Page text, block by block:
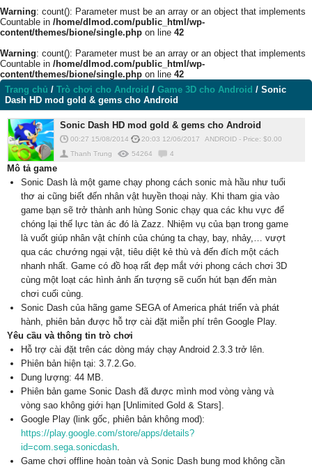
Warning: count(): Parameter must be an array or an object that implements
Countable in /home/dlmod.com/public_html/wp-
content/themes/bione/single.php on line 42
Warning: count(): Parameter must be an array or an object that implements
Countable in /home/dlmod.com/public_html/wp-
content/themes/bione/single.php on line 42
Trang chủ / Trò chơi cho Android / Game 3D cho Android / Sonic
Dash HD mod gold & gems cho Android
Sonic Dash HD mod gold & gems cho Android
00:27 15/08/2014 20:03 12/06/2017 ANDROID - Price: $0.00
Thanh Trung
54264 4
Mô tả game
Sonic Dash là một game chạy phong cách sonic mà hầu như tuổi
thơ ai cũng biết đến nhân vật huyền thoại này. Khi tham gia vào
game bạn sẽ trở thành anh hùng Sonic chạy qua các khu vực để
chóng lại thế lực tàn ác đó là Zazz. Nhiệm vụ của bạn trong game
là vuốt giúp nhân vật chính của chúng ta chạy, bay, nhảy,… vượt
qua các chướng ngại vật, tiêu diệt kẻ thù và đến đích một cách
nhanh nhất. Game có đồ hoạ rất đẹp mắt với phong cách chơi 3D
cùng một loạt các hình ảnh ấn tượng sẽ cuốn hút bạn đến màn
chơi cuối cùng.
Sonic Dash của hãng game SEGA of America phát triển và phát
hành, phiên bản được hỗ trợ cài đặt miễn phí trên Google Play.
Yêu cầu và thông tin trò chơi
Hỗ trợ cài đặt trên các dòng máy chạy Android 2.3.3 trở lên.
Phiên bản hiện tại: 3.7.2.Go.
Dung lượng: 44 MB.
Phiên bản game Sonic Dash đã được mình mod vòng vàng và
vòng sao không giới hạn [Unlimited Gold & Stars].
Google Play (link gốc, phiên bản không mod):
https://play.google.com/store/apps/details?
id=com.sega.sonicdash.
Game chơi offline hoàn toàn và Sonic Dash bung mod không cần